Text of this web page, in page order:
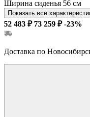
Ширина сиденья 56 см
Показать все
52 483 ₽ 73 259 ₽ -23%
Доставка по